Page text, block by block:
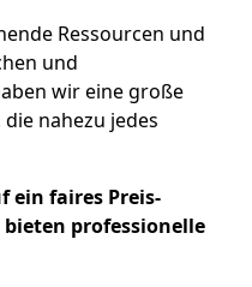
Ressourcen und
und
wir eine große
nahezu jedes
ein faires Preis-
professionelle